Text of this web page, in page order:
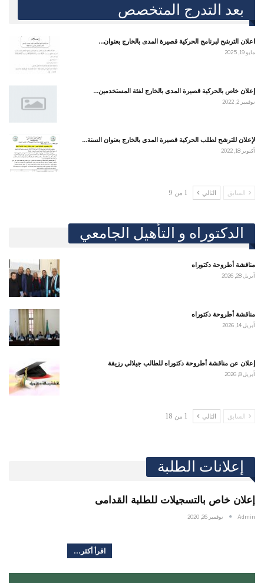
بعد التدرج المتخصص
اعلان الترشح لبرنامج الحركية قصيرة المدى بالخارج بعنوان…
مايو 19, 2025
إعلان خاص بالحركية قصيرة المدى بالخارج لفئة المستخدمين…
نوفمبر 2, 2022
لإعلان للترشح لطلب الحركية قصيرة المدى بالخارج بعنوان السنة…
أكتوبر 18, 2022
السابق التالي 1 من 9
الدكتوراه و التأهيل الجامعي
مناقشة أطروحة دكتوراه
أبريل 28, 2026
مناقشة أطروحة دكتوراه
أبريل 14, 2026
إعلان عن مناقشة أطروحة دكتوراه للطالب جيلالي رزيقة
أبريل 8, 2026
السابق التالي 1 من 18
إعلانات الطلبة
إعلان خاص بالتسجيلات للطلبة القدامى
Admin نوفمبر 26, 2020
اقرأ أكثر...